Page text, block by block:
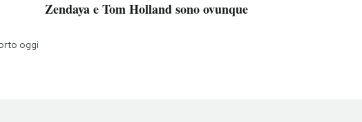
oggi
Zendaya e Tom Holland sono ovunque